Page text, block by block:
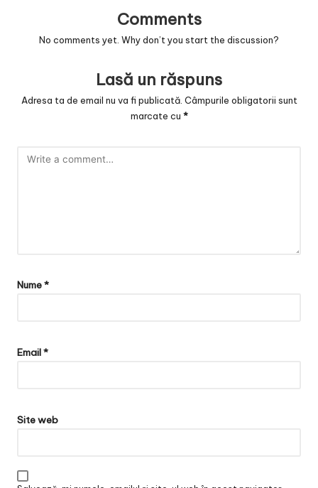
Comments
No comments yet. Why don’t you start the discussion?
Lasă un răspuns
Adresa ta de email nu va fi publicată. Câmpurile obligatorii sunt
marcate cu *
Nume*
Email*
Site web